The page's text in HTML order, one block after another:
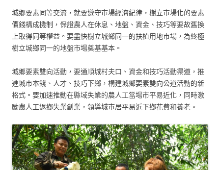
城鄉要素同等交流，就要遵守市場經濟紀律，樹立市場化的要素
價錢構成機制，保證農人在休息、地盤、資金、技巧等要故舊換
上取得同等權益。要盡快樹立城鄉同一的扶植用地市場，為終極
樹立城鄉同一的地盤市場奠基基本。
城鄉要素雙向活動，要通順城村夫口、資金和技巧活動渠道，推
進城市本錢、人才、技巧下鄉，構建城鄉要素雙向公道活動的新
格式。要加速推動在縣域失業的農人工當場市平易近化，同時激
勵農人工返鄉失業創業，領導城市居平易近下鄉花費和養老。